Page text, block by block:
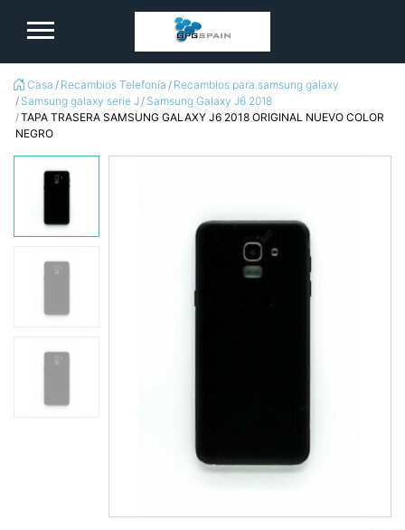
Casa Recambios Telefonía
Recambios para samsung galaxy
Samsung galaxy serie J Samsung Galaxy J6 2018
TAPA TRASERA SAMSUNG GALAXY J6 2018 ORIGINAL NUEVO COLOR
NEGRO